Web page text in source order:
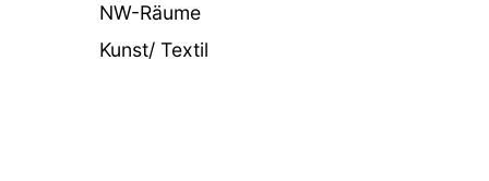
NW-Räume
Kunst/ Textil